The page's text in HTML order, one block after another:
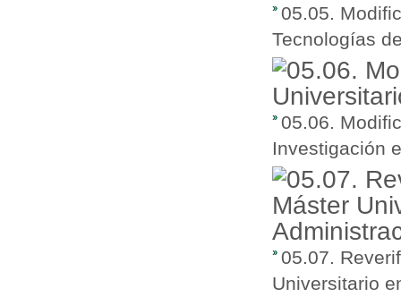
05.05.
Tecnologías
05.06.
Investigación
05.07.
Universitario